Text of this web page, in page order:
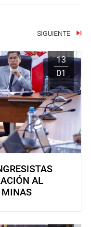
SIGUIENTE
13
01
AL
MINAS